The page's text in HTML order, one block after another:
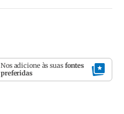
Nos adicione às suas fontes
preferidas